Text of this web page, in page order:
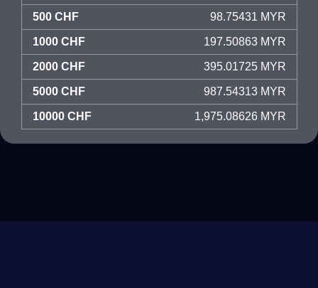
500 CHF 98.75431 MYR
1000 CHF 197.50863 MYR
2000 CHF 395.01725 MYR
5000 CHF 987.54313 MYR
10000 CHF 1,975.08626 MYR